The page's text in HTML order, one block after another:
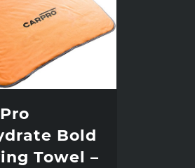
Bold
Towel –